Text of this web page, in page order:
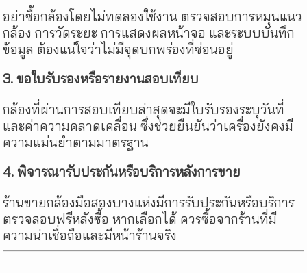
อย่าซื้อกล้องโดยไม่ทดลองใช้งาน ตรวจสอบการหมุนแนว
กล้อง การวัดระยะ การแสดงผลหน้าจอ และระบบบันทึก
ข้อมูล ต้องแน่ใจว่าไม่มีจุดบกพร่องที่ซ่อนอยู่
3. ขอใบรับรองหรือรายงานสอบเทียบ
กล้องที่ผ่านการสอบเทียบล่าสุดจะมีใบรับรองระบุวันที่
และค่าความคลาดเคลื่อน ซึ่งช่วยยืนยันว่าเครื่องยังคงมี
ความแม่นยำตามมาตรฐาน
4. พิจารณารับประกันหรือบริการหลังการขาย
ร้านขายกล้องมือสองบางแห่งมีการรับประกันหรือบริการ
ตรวจสอบฟรีหลังซื้อ หากเลือกได้ ควรซื้อจากร้านที่มี
ความน่าเชื่อถือและมีหน้าร้านจริง